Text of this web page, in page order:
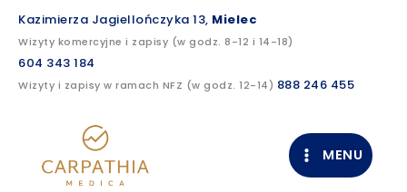
treści
Kazimierza Jagiellończyka 13, Mielec
Wizyty komercyjne i zapisy (w godz. 8-12 i 14-18)
604 343 184
Wizyty i zapisy w ramach NFZ (w godz. 12-14) 888 246 455
MENU